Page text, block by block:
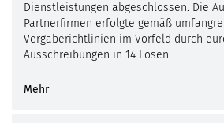
Dienstleistungen abgeschlossen. Die
Partnerfirmen erfolgte gemäß
Vergaberichtlinien im Vorfeld durch
Ausschreibungen in 14 Losen.
Mehr